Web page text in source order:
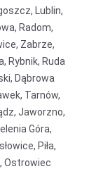
Lublin,
Radom,
Zabrze,
Rybnik, Ruda
Dąbrowa
Tarnów,
Jaworzno,
Góra,
Piła,
Ostrowiec